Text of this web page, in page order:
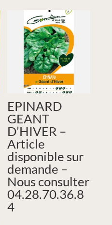
EPINARD
GEANT
D’HIVER –
Article
disponible sur
demande –
Nous consulter
04.28.70.36.8
4